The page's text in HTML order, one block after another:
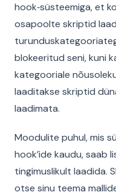
hook‑süsteemiga, et
osapoolte skriptid
blokeeritud seni, kuni
kategooriale
laaditakse skriptid
laadimata.
Moodulite puhul, mis
hook’ide kaudu, saab
tingimuslikult laadida.
otse sinu teema